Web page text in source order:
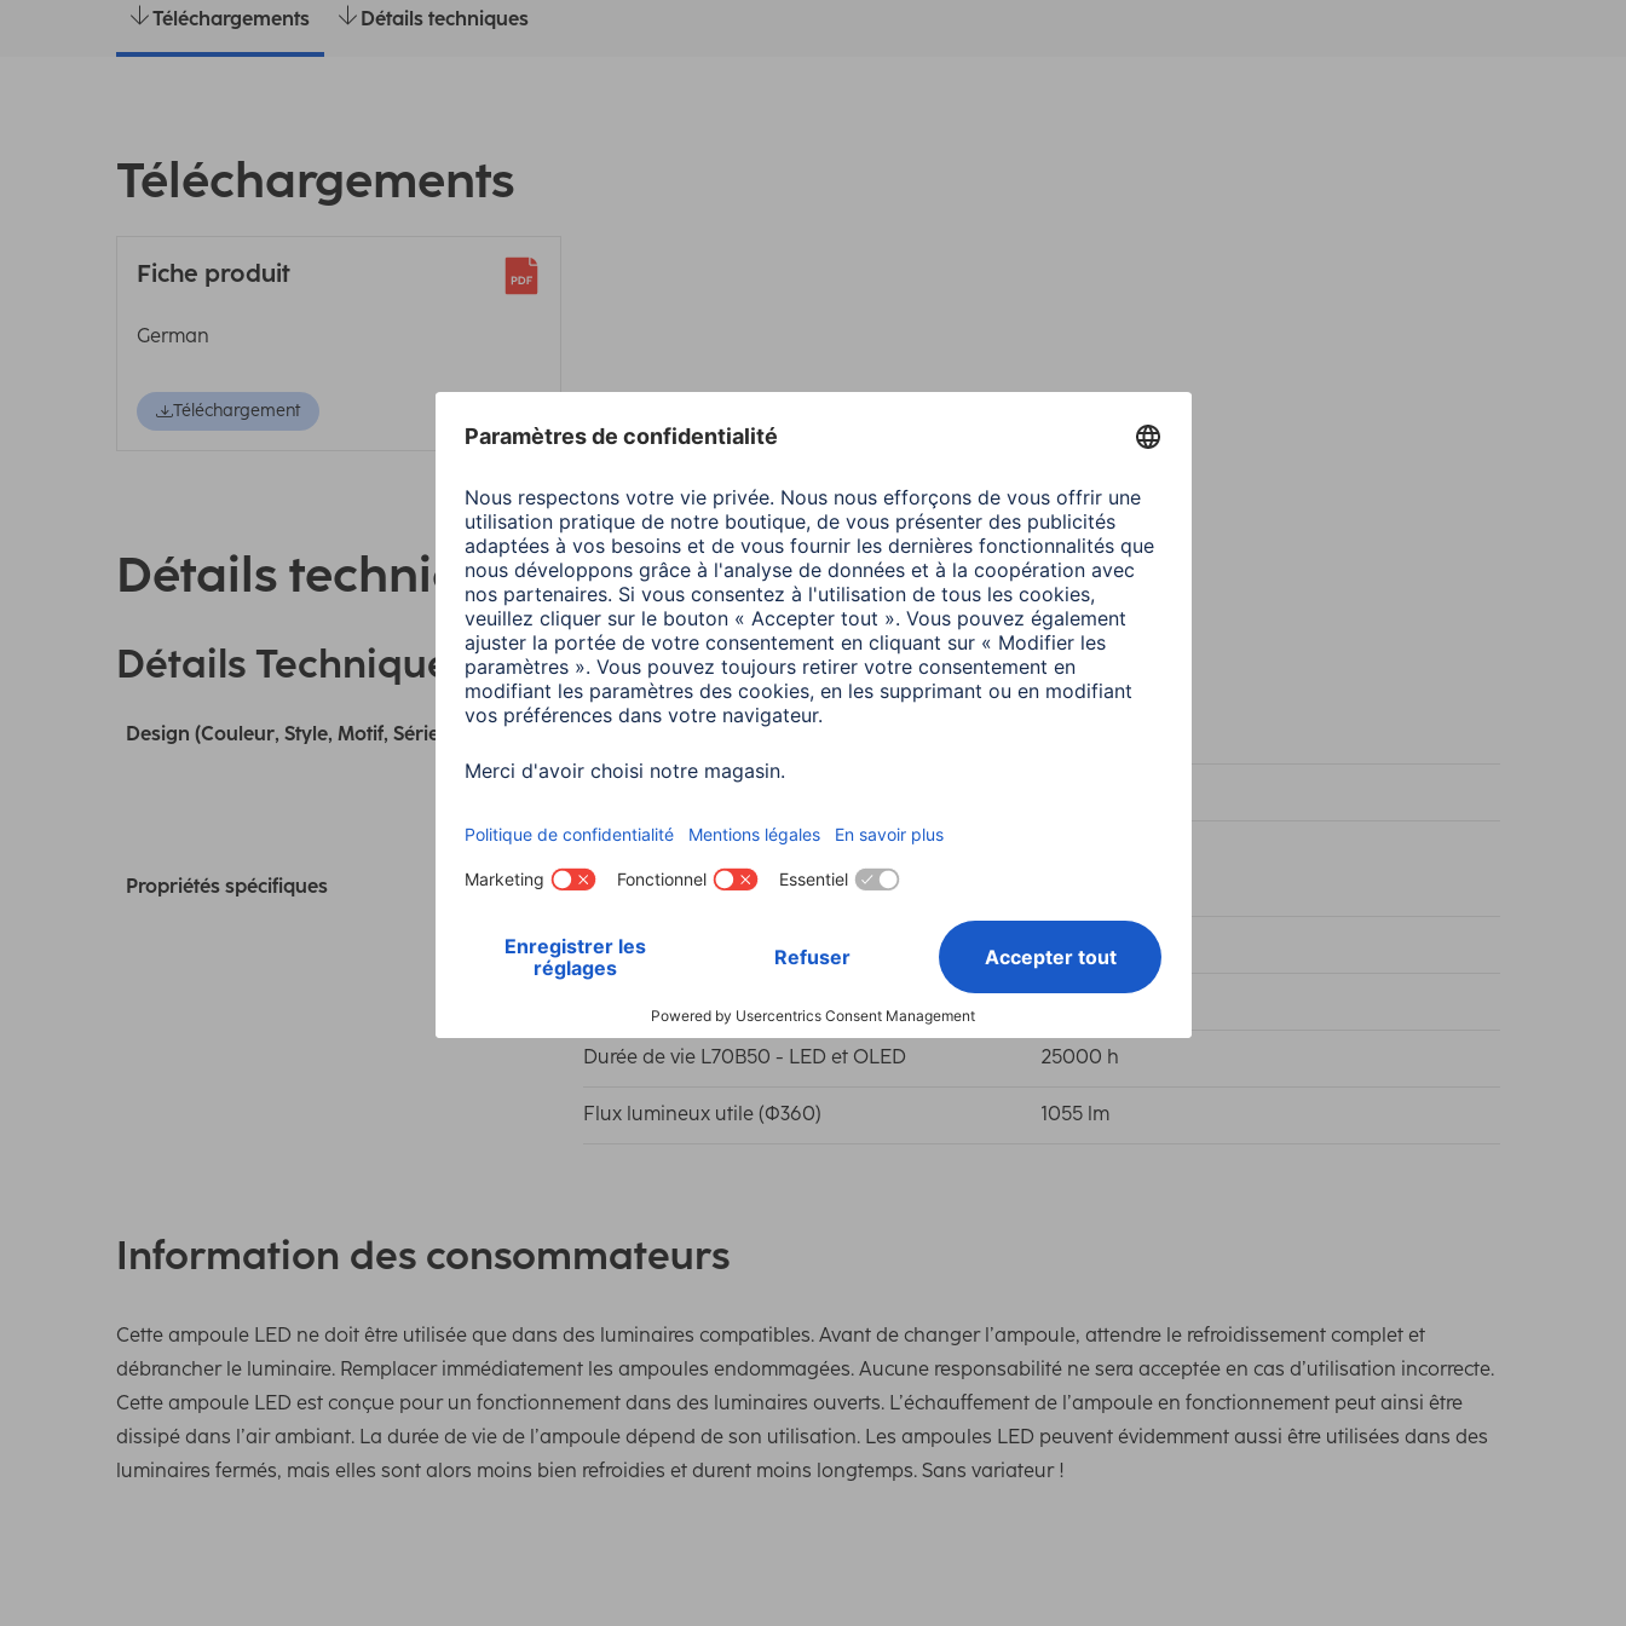
Téléchargements Détails techniques
Téléchargements
Fiche produit
German
Téléchargement
Détails techniques
Détails Techniques
Design (Couleur, Style, Motif, Série) Indice de rendu des couleurs
Température de couleur
Propriétés spécifiques Alimentation en mode marche (Pon) :
Classe d'efficacité énergétique (A à G)
Consommation d'énergie en mode marche 10 kWh/1000h
Durée de vie L70B50 - LED et OLED 25000 h
Flux lumineux utile (Φ360) 1055 lm
Information des consommateurs
Cette ampoule LED ne doit être utilisée que dans des luminaires compatibles. Avant de changer l’ampoule, attendre le refroidissement complet et
débrancher le luminaire. Remplacer immédiatement les ampoules endommagées. Aucune responsabilité ne sera acceptée en cas d’utilisation incorrecte.
Cette ampoule LED est conçue pour un fonctionnement dans des luminaires ouverts. L’échauffement de l’ampoule en fonctionnement peut ainsi être
dissipé dans l’air ambiant. La durée de vie de l’ampoule dépend de son utilisation. Les ampoules LED peuvent évidemment aussi être utilisées dans des
luminaires fermés, mais elles sont alors moins bien refroidies et durent moins longtemps. Sans variateur !